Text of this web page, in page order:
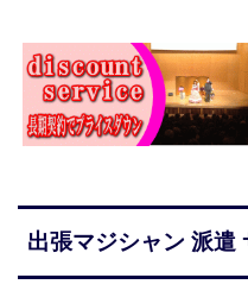
出張マジシャン 派